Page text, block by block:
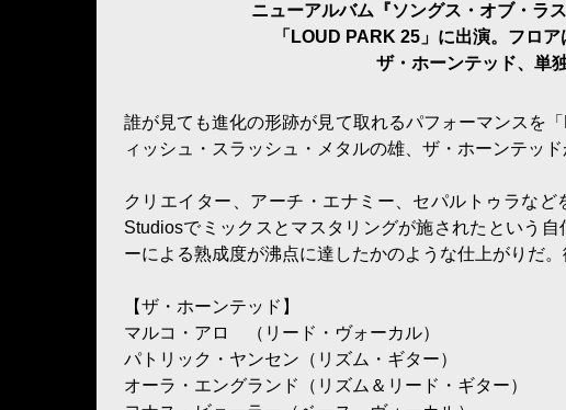
ニューアルバム『ソングス・オブ・ラ
「LOUD PARK 25」に出演。フロ
ザ・ホーンテッド、単
誰が見ても進化の形跡が見て取れるパフォーマンスを
ィッシュ・スラッシュ・メタルの雄、ザ・ホーンテッド
クリエイター、アーチ・エナミー、セパルトゥラな
Studiosでミックスとマスタリングが施されたという
ーによる熟成度が沸点に達したかのような仕上がりだ
【ザ・ホーンテッド】
マルコ・アロ （リード・ヴォーカル）
パトリック・ヤンセン（リズム・ギター）
オーラ・エングランド（リズム＆リード・ギター）